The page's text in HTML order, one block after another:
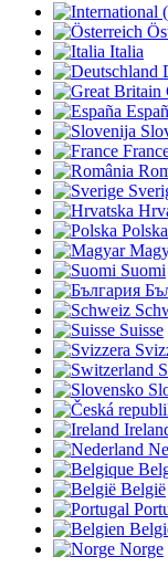
Italia
Polska
Suomi
Suisse
België
Norge